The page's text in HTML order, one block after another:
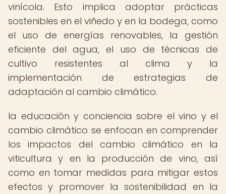
vinícola. Esto implica adoptar prácticas
sostenibles en el viñedo y en la bodega, como
el uso de energías renovables, la gestión
eficiente del agua, el uso de técnicas de
cultivo resistentes al clima y la
implementación de estrategias de
adaptación al cambio climático.
la educación y conciencia sobre el vino y el
cambio climático se enfocan en comprender
los impactos del cambio climático en la
viticultura y en la producción de vino, así
como en tomar medidas para mitigar estos
efectos y promover la sostenibilidad en la